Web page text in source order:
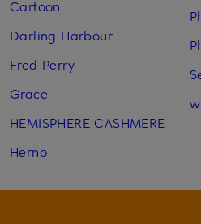
Cartoon
Darling Harbour
Fred Perry
Grace
HEMISPHERE CASHMERE
Herno